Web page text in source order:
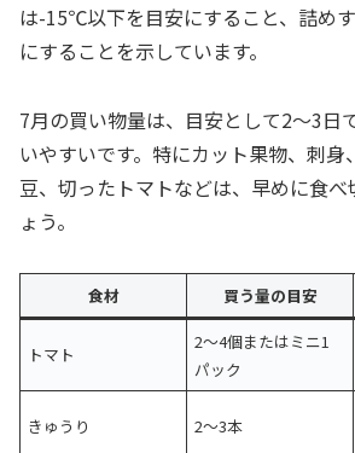
は-15℃以下を目安にすること、詰め
にすることを示しています。
7月の買い物量は、目安として2〜3日
いやすいです。特にカット果物、刺身
豆、切ったトマトなどは、早めに食
ょう。
食材 買う量の目安
トマト
2〜4個またはミニ1
パック
きゅうり 2〜3本